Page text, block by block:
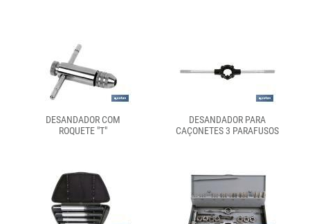
DESANDADOR COM
ROQUETE "T"
DESANDADOR PARA
CAÇONETES 3 PARAFUSOS